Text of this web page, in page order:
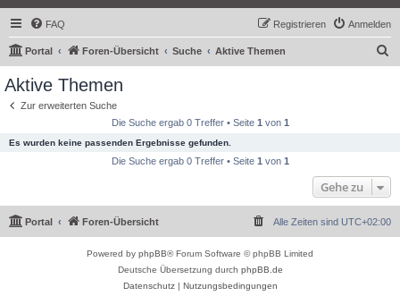
FAQ Anmelden
Registrieren
Portal Foren-Übersicht Suche Aktive Themen
Aktive Themen
Zur erweiterten Suche
Die Suche ergab 0 Treffer • Seite 1 von 1
Es wurden keine passenden Ergebnisse gefunden.
Die Suche ergab 0 Treffer • Seite 1 von 1
Gehe zu
Portal Foren-Übersicht Alle Zeiten sind UTC+02:00
Powered by phpBB® Forum Software © phpBB Limited
Deutsche Übersetzung durch phpBB.de
Datenschutz| Nutzungsbedingungen